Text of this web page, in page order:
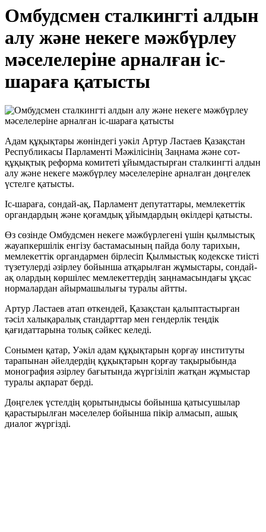
Омбудсмен сталкингті алдын
алу және некеге мәжбүрлеу
мәселелеріне арналған іс-
шараға қатысты
Адам құқықтары жөніндегі уәкіл Артур Ластаев Қазақстан
Республикасы Парламенті Мәжілісінің Заңнама және сот-
құқықтық реформа комитеті ұйымдастырған сталкингті алдын
алу және некеге мәжбүрлеу мәселелеріне арналған дөңгелек
үстелге қатысты.
Іс-шараға, сондай-ақ, Парламент депутаттары, мемлекеттік
органдардың және қоғамдық ұйымдардың өкілдері қатысты.
Өз сөзінде Омбудсмен некеге мәжбүрлегені үшін қылмыстық
жауапкершілік енгізу бастамасының пайда болу тарихын,
мемлекеттік органдармен бірлесіп Қылмыстық кодекске тиісті
түзетулерді әзірлеу бойынша атқарылған жұмыстары, сондай-
ақ олардың көршілес мемлекеттердің заңнамасындағы ұқсас
нормалардан айырмашылығы туралы айтты.
Артур Ластаев атап өткендей, Қазақстан қалыптастырған
тәсіл халықаралық стандарттар мен гендерлік теңдік
қағидаттарына толық сәйкес келеді.
Сонымен қатар, Уәкіл адам құқықтарын қорғау институты
тарапынан әйелдердің құқықтарын қорғау тақырыбында
монография әзірлеу бағытында жүргізіліп жатқан жұмыстар
туралы ақпарат берді.
Дөңгелек үстелдің қорытындысы бойынша қатысушылар
қарастырылған мәселелер бойынша пікір алмасып, ашық
диалог жүргізді.